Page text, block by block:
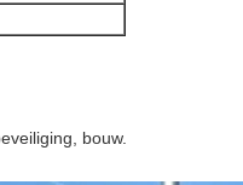
bouw.